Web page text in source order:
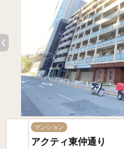
マンション
アクティ東仲通り